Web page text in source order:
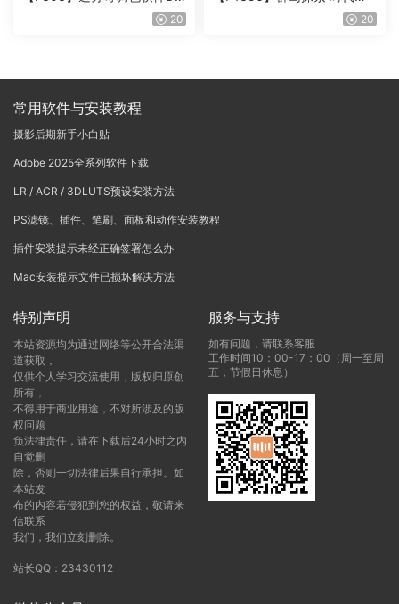
Vinci Resolve Studio21.0.320
戏团 – QUEST 60 调色预设A
20
常用软件与安装教程
摄影后期新手小白贴
Adobe 2025全系列软件下载
LR / ACR / 3DLUTS预设安装方法
PS滤镜、插件、笔刷、面板和动作安装教程
插件安装提示未经正确签署怎么办
Mac安装提示文件已损坏解决方法
特别声明
本站资源均为通过网络等公开合法渠
道获取，
仅供个人学习交流使用，版权归原创
所有，
不得用于商业用途，不对所涉及的版
权问题
负法律责任，请在下载后24小时之内
自觉删
除，否则一切法律后果自行承担。如
本站发
布的内容若侵犯到您的权益，敬请来
信联系
我们，我们立刻删除。
站长QQ：23430112
服务与支持
如有问题，请联系客服
工作时间10：00-17：00（周一至周
五，节假日休息）